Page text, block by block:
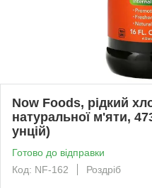
Now Foods, рідкий
натуральної м'яти,
унцій)
Готово до відправки
Код: NF-162
Роздріб